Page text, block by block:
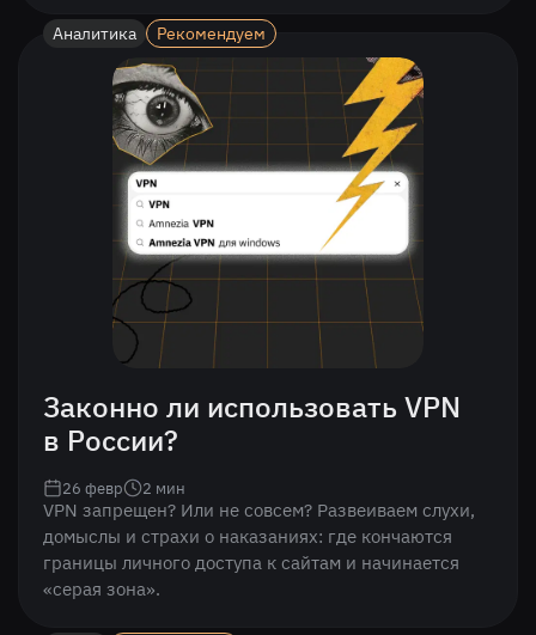
Аналитика Рекомендуем
Законно ли использовать VPN
в России?
VPN запрещен? Или не совсем? Развеиваем слухи,
домыслы и страхи о наказаниях: где кончаются
границы личного доступа к сайтам и начинается
«серая зона».
26 февр 2 мин